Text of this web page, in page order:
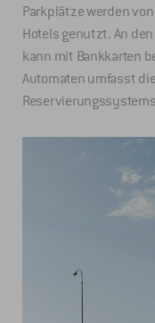
Parkplätze werden
Hotels genutzt. An
kann mit Bankkarten
Automaten umfasst